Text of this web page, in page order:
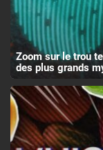
Zoom sur le trou
des plus grands